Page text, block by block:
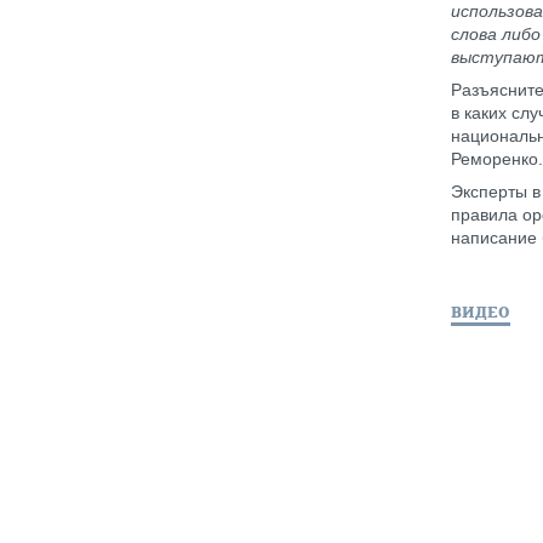
слова
выступают
в каких
Реморенко.
Эксперты
правила
написание
ВИДЕО